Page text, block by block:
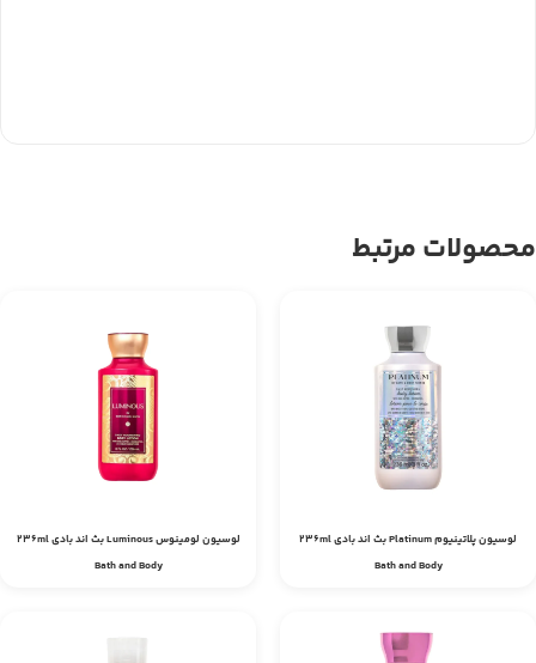
محصولات مرتبط
لوسیون پلاتینیوم Platinum بث اند بادی 236ml
Bath and Body
لوسیون لومینوس Luminous بث اند بادی 236ml
Bath and Body